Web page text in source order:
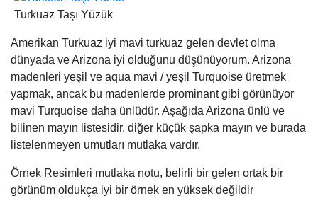
listelenmeyen umutları mutlaka vardır.
Örnek Resimleri mutlaka notu, belirli bir gelen ortak bir
görünüm oldukça iyi bir örnek en yüksek değildir
Bisbee Turkuaz
Bisbee turkuaz pazara ilk koymak biriydi çünkü Bisbee,
Arizona, yakın Bisbee mayın “Lavanta Pit”, Amerikan
mayınların daha ünlü biridir. Arizona turkuaz maden Bisbee
bakır madeni (Copper Queen), sitenin ana operasyonun bir
parçasıdır. Bisbee turkuaz onun “çikolata kahverengi”
matrisi için bilinen, ince perdeli veya dendrit,